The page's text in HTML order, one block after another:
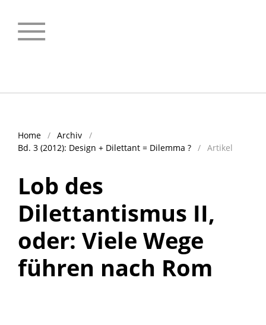
Home / Archiv
/
Bd. 3 (2012): Design + Dilettant = Dilemma ? / Artikel
Lob des
Dilettantismus II,
oder: Viele Wege
führen nach Rom